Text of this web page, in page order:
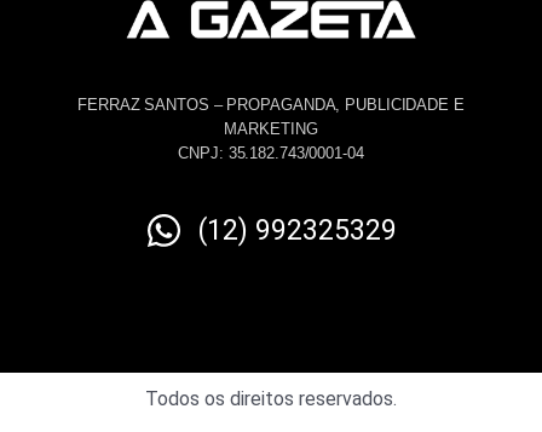
FERRAZ SANTOS – PROPAGANDA, PUBLICIDADE E
MARKETING
CNPJ: 35.182.743/0001-04
(12) 992325329
Todos os direitos reservados.